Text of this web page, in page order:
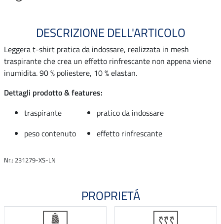
DESCRIZIONE DELL'ARTICOLO
Leggera t-shirt pratica da indossare, realizzata in mesh
traspirante che crea un effetto rinfrescante non appena viene
inumidita. 90 % poliestere, 10 % elastan.
Dettagli prodotto & features:
traspirante
pratico da indossare
peso contenuto
effetto rinfrescante
Nr.: 231279-XS-LN
PROPRIETÁ